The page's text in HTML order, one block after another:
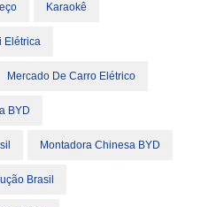
Karaokê
Elétrica
Mercado De Carro Elétrico
BYD
Montadora Chinesa BYD
Brasil